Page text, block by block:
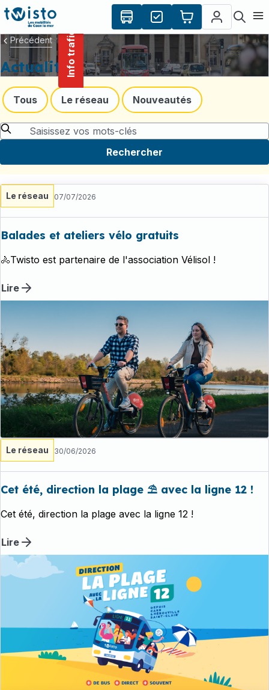
principal
Info trafic
Précédent
Actualités
Tous Le réseau Nouveautés
Rechercher
Le réseau 07/07/2026
Balades et ateliers vélo gratuits
🚴Twisto est partenaire de l'association Vélisol !
Lire
Le réseau 30/06/2026
Cet été, direction la plage ⛱️ avec la ligne 12 !
Cet été, direction la plage avec la ligne 12 !
Lire
Panneau de gestion des cookies